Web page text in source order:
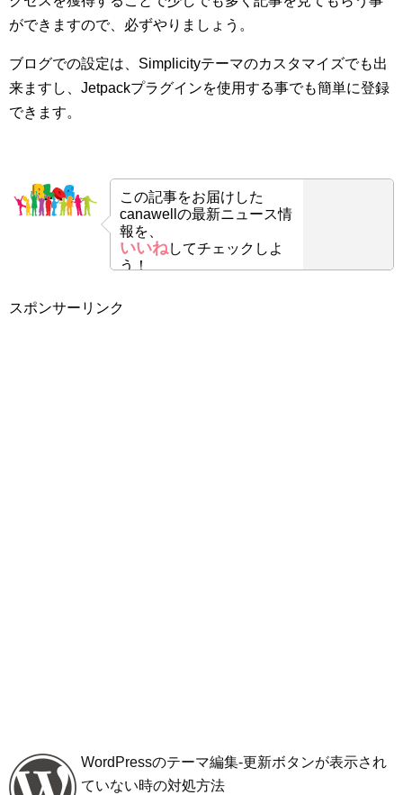
ができますので、必ずやりましょう。
ブログでの設定は、Simplicityテーマのカスタマイズでも出
来ますし、Jetpackプラグインを使用する事でも簡単に登録
できます。
この記事をお届けした
canawellの最新ニュース情
報を、
いいねしてチェックしよ
う！
スポンサーリンク
WordPressのテーマ編集-更新ボタンが表示され
ていない時の対処方法